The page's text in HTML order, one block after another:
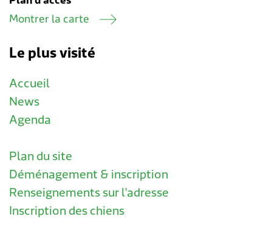
Montrer la carte
Le plus visité
Accueil
News
Agenda
Plan du site
Déménagement & inscription
Renseignements sur l'adresse
Inscription des chiens